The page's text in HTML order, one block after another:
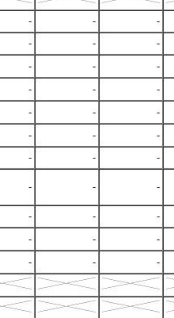
- -
-
- -
-
- -
-
- -
-
- -
-
- -
-
- -
-
- -
-
- -
-
- -
-
- -
-